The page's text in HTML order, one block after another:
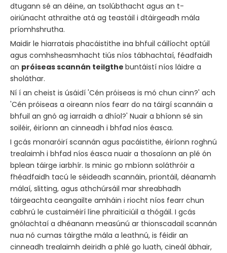
dtugann sé an déine, an tsolúbthacht agus an t-
oiriúnacht athraithe atá ag teastáil i dtáirgeadh mála
príomhshrutha.
Maidir le hiarratais phacáistithe ina bhfuil cáilíocht optúil
agus comhsheasmhacht tiús níos tábhachtaí, féadfaidh
an próiseas scannán teilgthe buntáistí níos láidre a
sholáthar.
Ní í an cheist is úsáidí 'Cén próiseas is mó chun cinn?' ach
'Cén próiseas a oireann níos fearr do na táirgí scannáin a
bhfuil an gnó ag iarraidh a dhíol?' Nuair a bhíonn sé sin
soiléir, éiríonn an cinneadh i bhfad níos éasca.
I gcás monaróirí scannán agus pacáistithe, éiríonn roghnú
trealaimh i bhfad níos éasca nuair a thosaíonn an plé ón
bplean táirge iarbhír. Is minic go mbíonn soláthróir a
fhéadfaidh tacú le séideadh scannáin, priontáil, déanamh
málaí, slitting, agus athchúrsáil mar shreabhadh
táirgeachta ceangailte amháin i riocht níos fearr chun
cabhrú le custaiméirí líne phraiticiúil a thógáil. I gcás
gnólachtaí a dhéanann measúnú ar thionscadail scannán
nua nó cumas táirgthe mála a leathnú, is féidir an
cinneadh trealaimh deiridh a phlé go luath, cineál ábhair,